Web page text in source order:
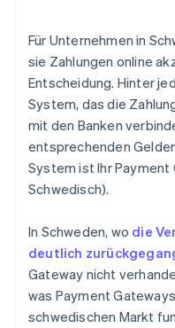
Banküberweisungen
Sinnvolle
Sicherheit und
Klare Preisgestaltung
Tools für Steuern und
Ein Bezahlvorgang in
Für Unternehmen in
sie Zahlungen online
Entscheidung. Hinter
System, das die
mit den Banken
entsprechenden
System ist Ihr
Schwedisch).
In Schweden, wo die
deutlich
Gateway nicht
was Payment
schwedischen Markt